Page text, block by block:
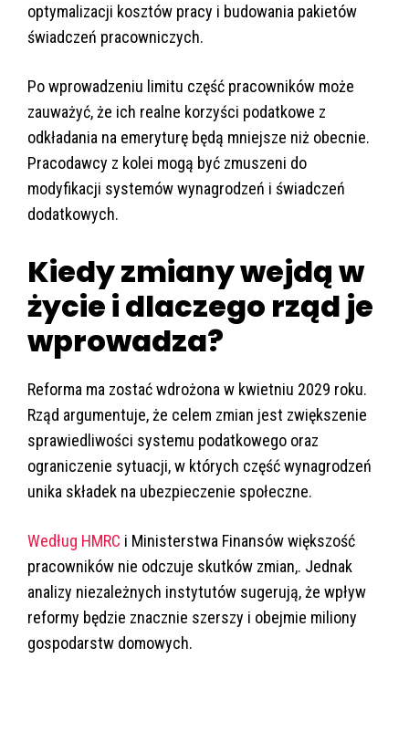
optymalizacji kosztów pracy i budowania pakietów
świadczeń pracowniczych.
Po wprowadzeniu limitu część pracowników może
zauważyć, że ich realne korzyści podatkowe z
odkładania na emeryturę będą mniejsze niż obecnie.
Pracodawcy z kolei mogą być zmuszeni do
modyfikacji systemów wynagrodzeń i świadczeń
dodatkowych.
Kiedy zmiany wejdą w
życie i dlaczego rząd je
wprowadza?
Reforma ma zostać wdrożona w kwietniu 2029 roku.
Rząd argumentuje, że celem zmian jest zwiększenie
sprawiedliwości systemu podatkowego oraz
ograniczenie sytuacji, w których część wynagrodzeń
unika składek na ubezpieczenie społeczne.
Według HMRC i Ministerstwa Finansów większość
pracowników nie odczuje skutków zmian,. Jednak
analizy niezależnych instytutów sugerują, że wpływ
reformy będzie znacznie szerszy i obejmie miliony
gospodarstw domowych.